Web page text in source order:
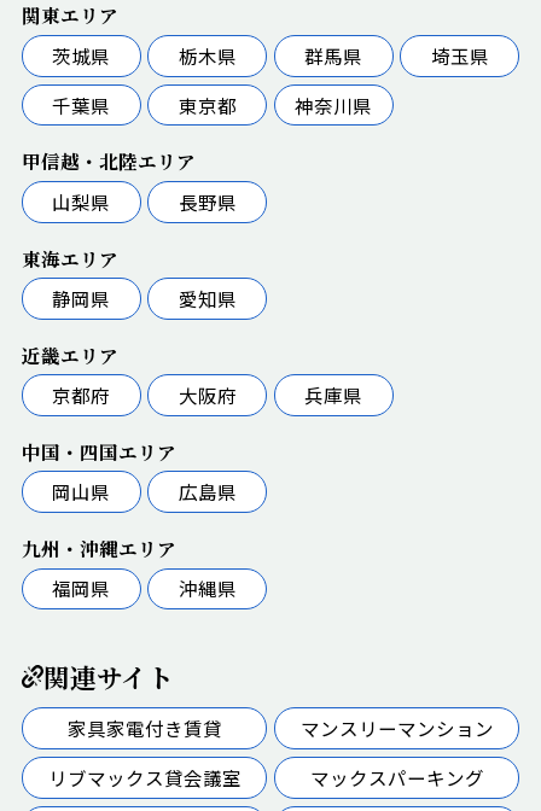
関東エリア
茨城県
栃木県 群馬県
埼玉県
千葉県
東京都 神奈川県
甲信越・北陸エリア
山梨県
長野県
東海エリア
静岡県
愛知県
近畿エリア
京都府
大阪府 兵庫県
中国・四国エリア
岡山県
広島県
九州・沖縄エリア
福岡県
沖縄県
関連サイト
家具家電付き賃貸
マンスリーマンション
リブマックス貸会議室
マックスパーキング